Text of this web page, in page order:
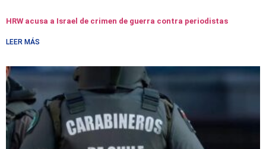
HRW acusa a Israel de crimen de guerra contra periodistas
LEER MÁS